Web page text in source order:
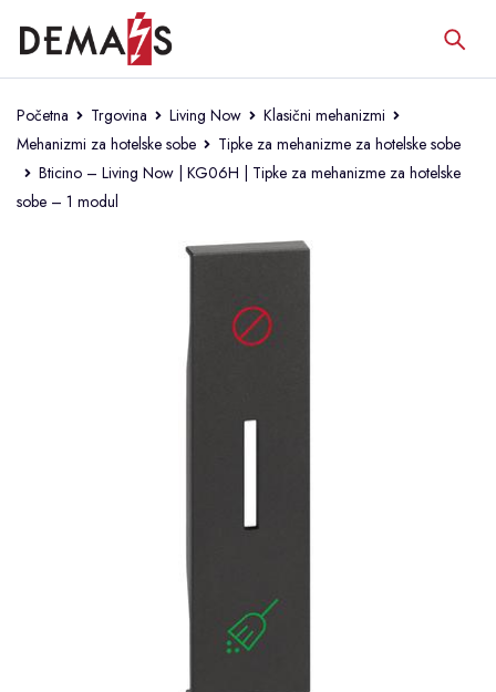
Početna Trgovina Living Now
Klasični mehanizmi
Mehanizmi za hotelske sobe
Tipke za mehanizme za hotelske sobe
Bticino – Living Now | KG06H | Tipke za mehanizme za hotelske
sobe – 1 modul